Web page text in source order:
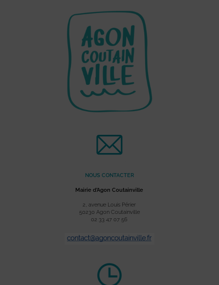
NOUS CONTACTER
Mairie d’Agon Coutainville
2, avenue Louis Périer
50230 Agon Coutainville
02 33 47 07 56